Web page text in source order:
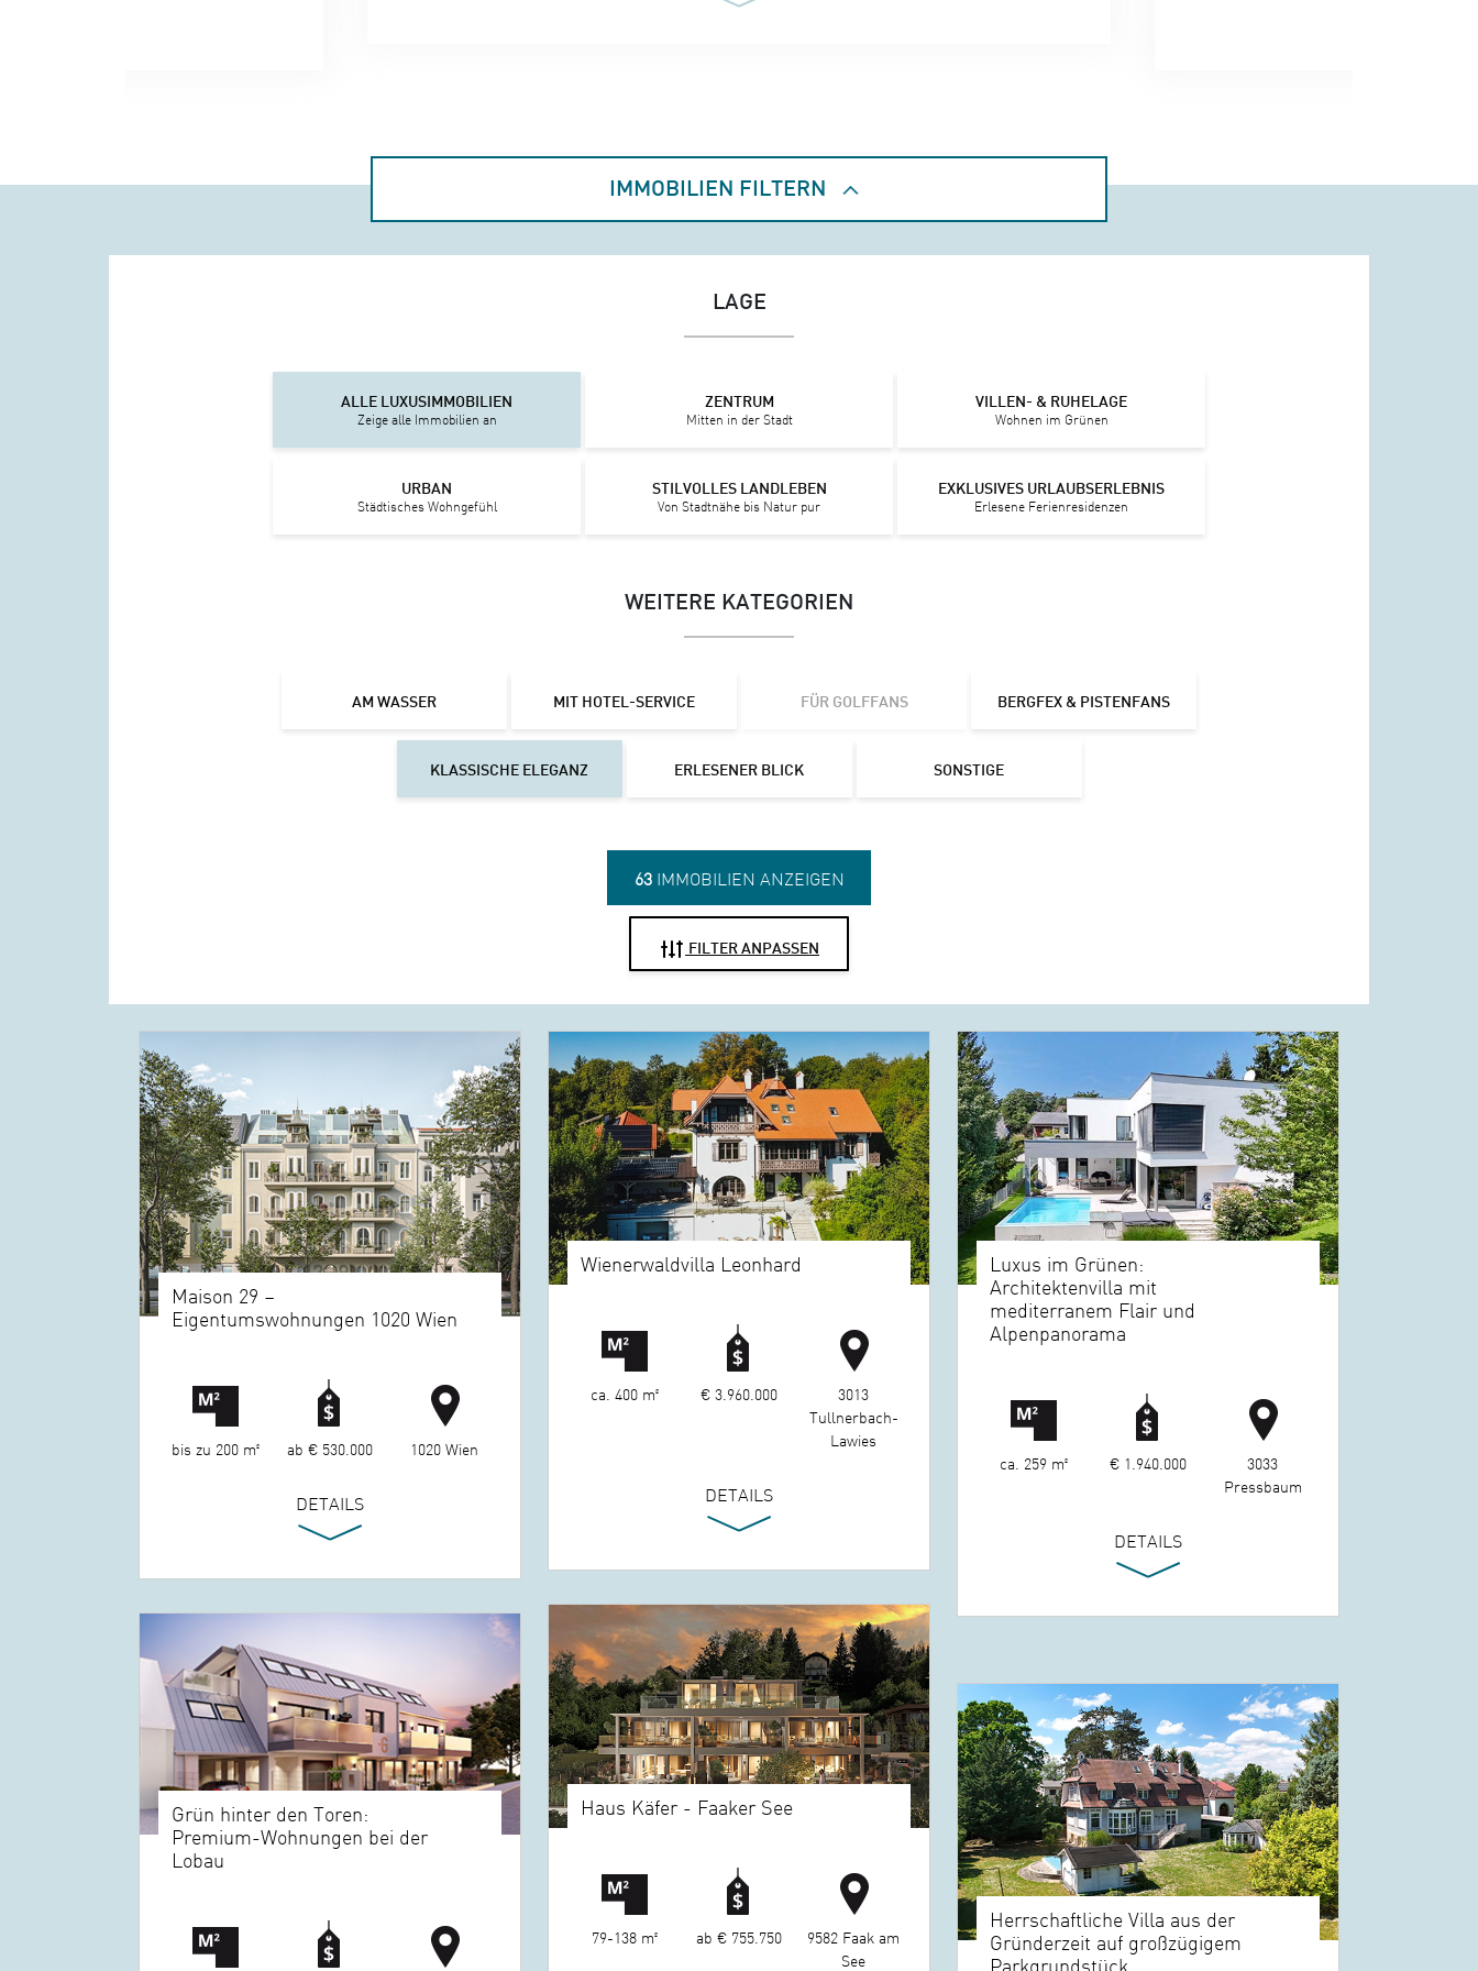
IMMOBILIEN FILTERN
LAGE
ALLE LUXUSIMMOBILIEN
Zeige alle Immobilien an
ZENTRUM
Mitten in der Stadt
VILLEN- & RUHELAGE
Wohnen im Grünen
URBAN
Städtisches Wohngefühl
STILVOLLES LANDLEBEN
Von Stadtnähe bis Natur pur
EXKLUSIVES URLAUBSERLEBNIS
Erlesene Ferienresidenzen
WEITERE KATEGORIEN
AM WASSER MIT HOTEL-SERVICE FÜR GOLFFANS BERGFEX & PISTENFANS
KLASSISCHE ELEGANZ ERLESENER BLICK SONSTIGE
63 IMMOBILIEN ANZEIGEN
FILTER ANPASSEN
Haus Käfer - Faaker See
79-138 m² ab € 755.750
9582 Faak am
See
Herrschaftliche Villa aus der
Gründerzeit auf großzügigem
Parkgrundstück
Grün hinter den Toren:
Premium-Wohnungen bei der
Lobau
Wienerwaldvilla Leonhard
ca. 400 m² € 3.960.000
3013
Tullnerbach-
Lawies
DETAILS
Maison 29 –
Eigentumswohnungen 1020 Wien
bis zu 200 m² ab € 530.000 1020 Wien
DETAILS
Luxus im Grünen:
Architektenvilla mit
mediterranem Flair und
Alpenpanorama
ca. 259 m² € 1.940.000
3033
Pressbaum
DETAILS